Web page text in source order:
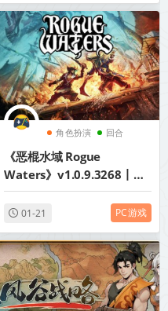
角色扮演 回合
肉鸽
《恶棍水域 Rogue
Waters》v1.0.9.3268丨中
文版网盘下载
01-21 PC游戏